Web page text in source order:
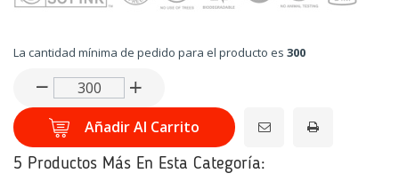
La cantidad mínima de pedido para el producto es 300
Añadir Al Carrito
5 Productos Más En Esta Categoría: